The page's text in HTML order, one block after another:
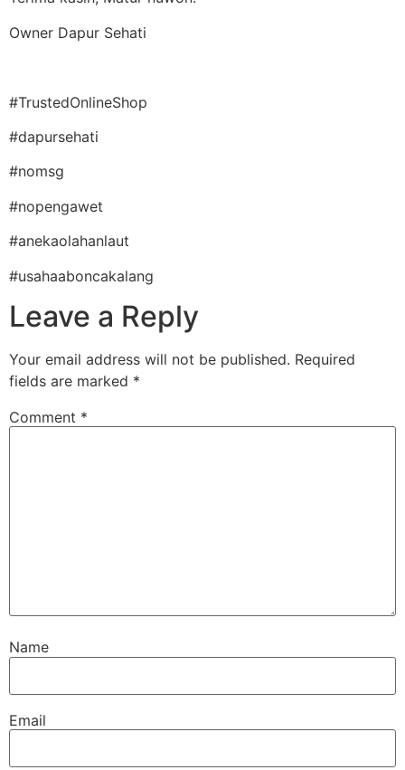
Owner Dapur Sehati
#TrustedOnlineShop
#dapursehati
#nomsg
#nopengawet
#anekaolahanlaut
#usahaaboncakalang
Leave a Reply
Your email address will not be published. Required
fields are marked *
Comment *
Name
Email